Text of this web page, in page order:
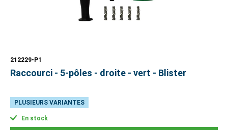
212229-P1
Raccourci - 5-pôles - droite - vert - Blister
PLUSIEURS VARIANTES
En stock